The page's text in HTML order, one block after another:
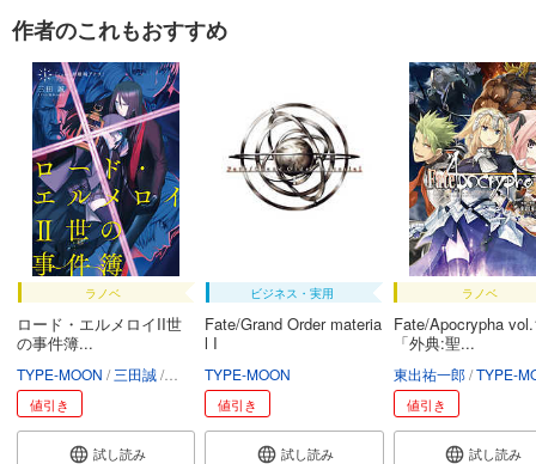
作者のこれもおすすめ
ラノベ
ロード・エルメロイII世
の事件簿...
TYPE-MOON 三田誠 坂本みねぢ
値引き
試し読み
ビジネス・実用
Fate/Grand Order materia
l I
TYPE-MOON
値引き
試し読み
ラノベ
Fate/Apocrypha
「外典:聖...
東出祐一郎 TYPE-
値引き
試し読み